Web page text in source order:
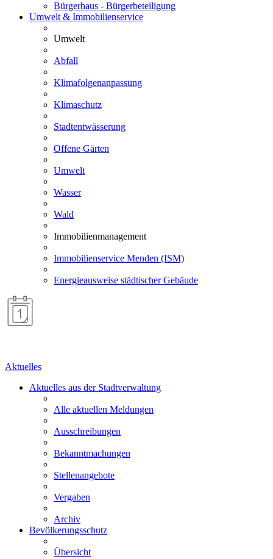
Bürgerhaus - Bürgerbeteiligung
Umwelt & Immobilienservice
Umwelt
Abfall
Klimafolgenanpassung
Klimaschutz
Stadtentwässerung
Offene Gärten
Umwelt
Wasser
Wald
Immobilienmanagement
Immobilienservice Menden (ISM)
Energieausweise städtischer Gebäude
Aktuelles
Aktuelles aus der Stadtverwaltung
Alle aktuellen Meldungen
Ausschreibungen
Bekanntmachungen
Stellenangebote
Vergaben
Archiv
Bevölkerungsschutz
Übersicht